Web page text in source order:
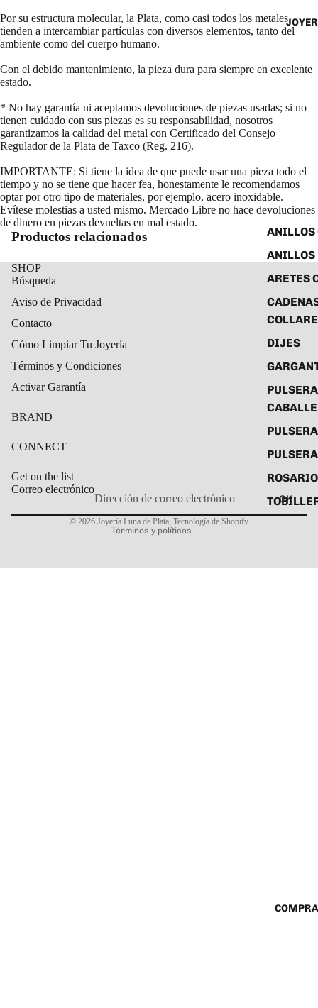
ANILLOS
ARETES
DIJES
Por su estructura molecular, la Plata, como casi todos los metales,
tienden a intercambiar partículas con diversos elementos, tanto del
ambiente como del cuerpo humano.
Con el debido mantenimiento, la pieza dura para siempre en excelente
estado.
* No hay garantía ni aceptamos devoluciones de piezas usadas; si no
tienen cuidado con sus piezas es su responsabilidad, nosotros
garantizamos la calidad del metal con Certificado del Consejo
Regulador de la Plata de Taxco (Reg. 216).
IMPORTANTE: Si tiene la idea de que puede usar una pieza todo el
tiempo y no se tiene que hacer fea, honestamente le recomendamos
optar por otro tipo de materiales, por ejemplo, acero inoxidable.
Evítese molestias a usted mismo. Mercado Libre no hace devoluciones
de dinero en piezas devueltas en mal estado.
Productos relacionados
SHOP
Búsqueda
Aviso de Privacidad
Contacto
Cómo Limpiar Tu Joyería
Términos y Condiciones
Activar Garantía
BRAND
CONNECT
Get on the list
Correo electrónico
OK
© 2026 Joyería Luna de Plata Tecnología de Shopify
Términos y políticas
Política de privacidad